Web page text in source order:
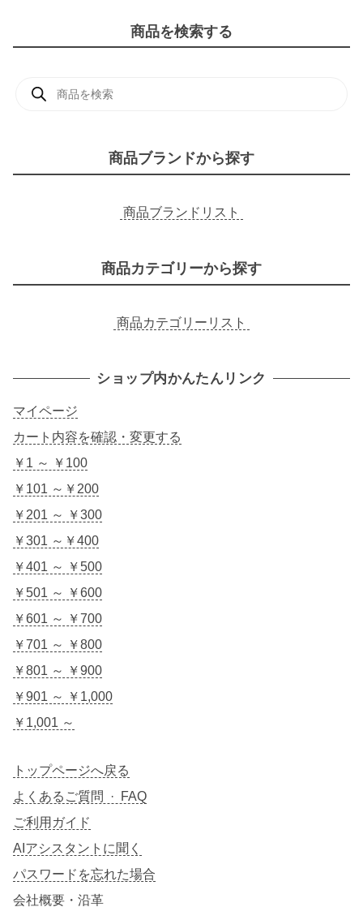
商品を検索する
商品ブランドから探す
商品ブランドリスト
商品カテゴリーから探す
商品カテゴリーリスト
ショップ内かんたんリンク
マイページ
カート内容を確認・変更する
￥1 ～ ￥100
￥101 ～￥200
￥201 ～ ￥300
￥301 ～￥400
￥401 ～ ￥500
￥501 ～ ￥600
￥601 ～ ￥700
￥701 ～ ￥800
￥801 ～ ￥900
￥901 ～ ￥1,000
￥1,001 ～
トップページへ戻る
よくあるご質問 · FAQ
ご利用ガイド
AIアシスタントに聞く
パスワードを忘れた場合
会社概要・沿革